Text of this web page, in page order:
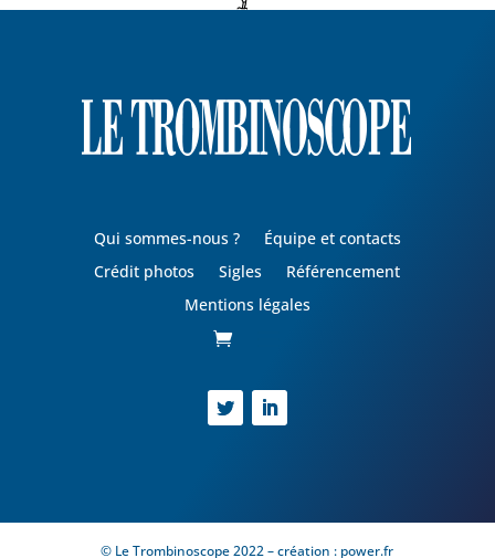
Qui sommes-nous ?
Équipe et contacts
Crédit photos
Sigles
Référencement
Mentions légales
© Le Trombinoscope 2022 – création : power.fr